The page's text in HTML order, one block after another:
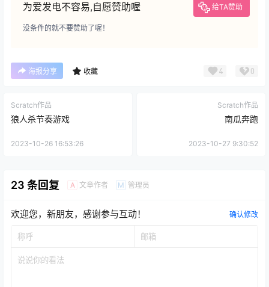
为爱发电不容易,自愿赞助喔 给TA赞助
没条件的就不要赞助了喔！
海报分享 收藏 4 0
Scratch作品
狼人杀节奏游戏
2023-10-26 16:53:26
Scratch作品
南瓜奔跑
2023-10-27 9:30:52
23 条回复 A 文章作者 M 管理员
欢迎您，新朋友，感谢参与互动！ 确认修改